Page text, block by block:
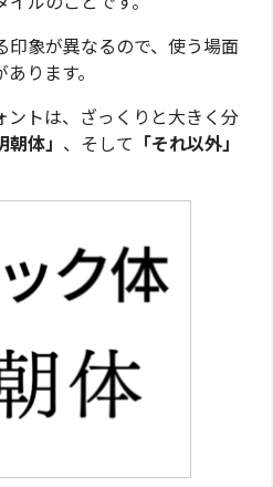
印象が異なるので、使う場面
ります。
ントは、ざっくりと大きく分
朝体」 、そして 「それ以外」